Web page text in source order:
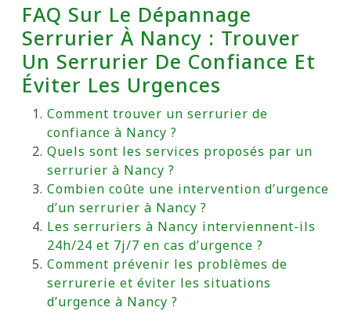
FAQ Sur Le Dépannage
Serrurier À Nancy : Trouver
Un Serrurier De Confiance Et
Éviter Les Urgences
Comment trouver un serrurier de
confiance à Nancy ?
Quels sont les services proposés par un
serrurier à Nancy ?
Combien coûte une intervention d’urgence
d’un serrurier à Nancy ?
Les serruriers à Nancy interviennent-ils
24h/24 et 7j/7 en cas d’urgence ?
Comment prévenir les problèmes de
serrurerie et éviter les situations
d’urgence à Nancy ?